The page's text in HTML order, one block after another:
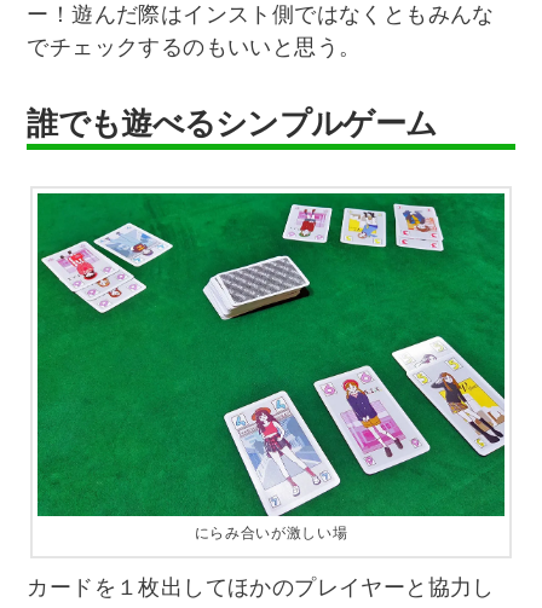
ー！遊んだ際はインスト側ではなくともみんな
でチェックするのもいいと思う。
誰でも遊べるシンプルゲーム
にらみ合いが激しい場
カードを１枚出してほかのプレイヤーと協力し